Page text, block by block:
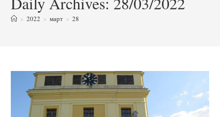
> 2022 > март > 28